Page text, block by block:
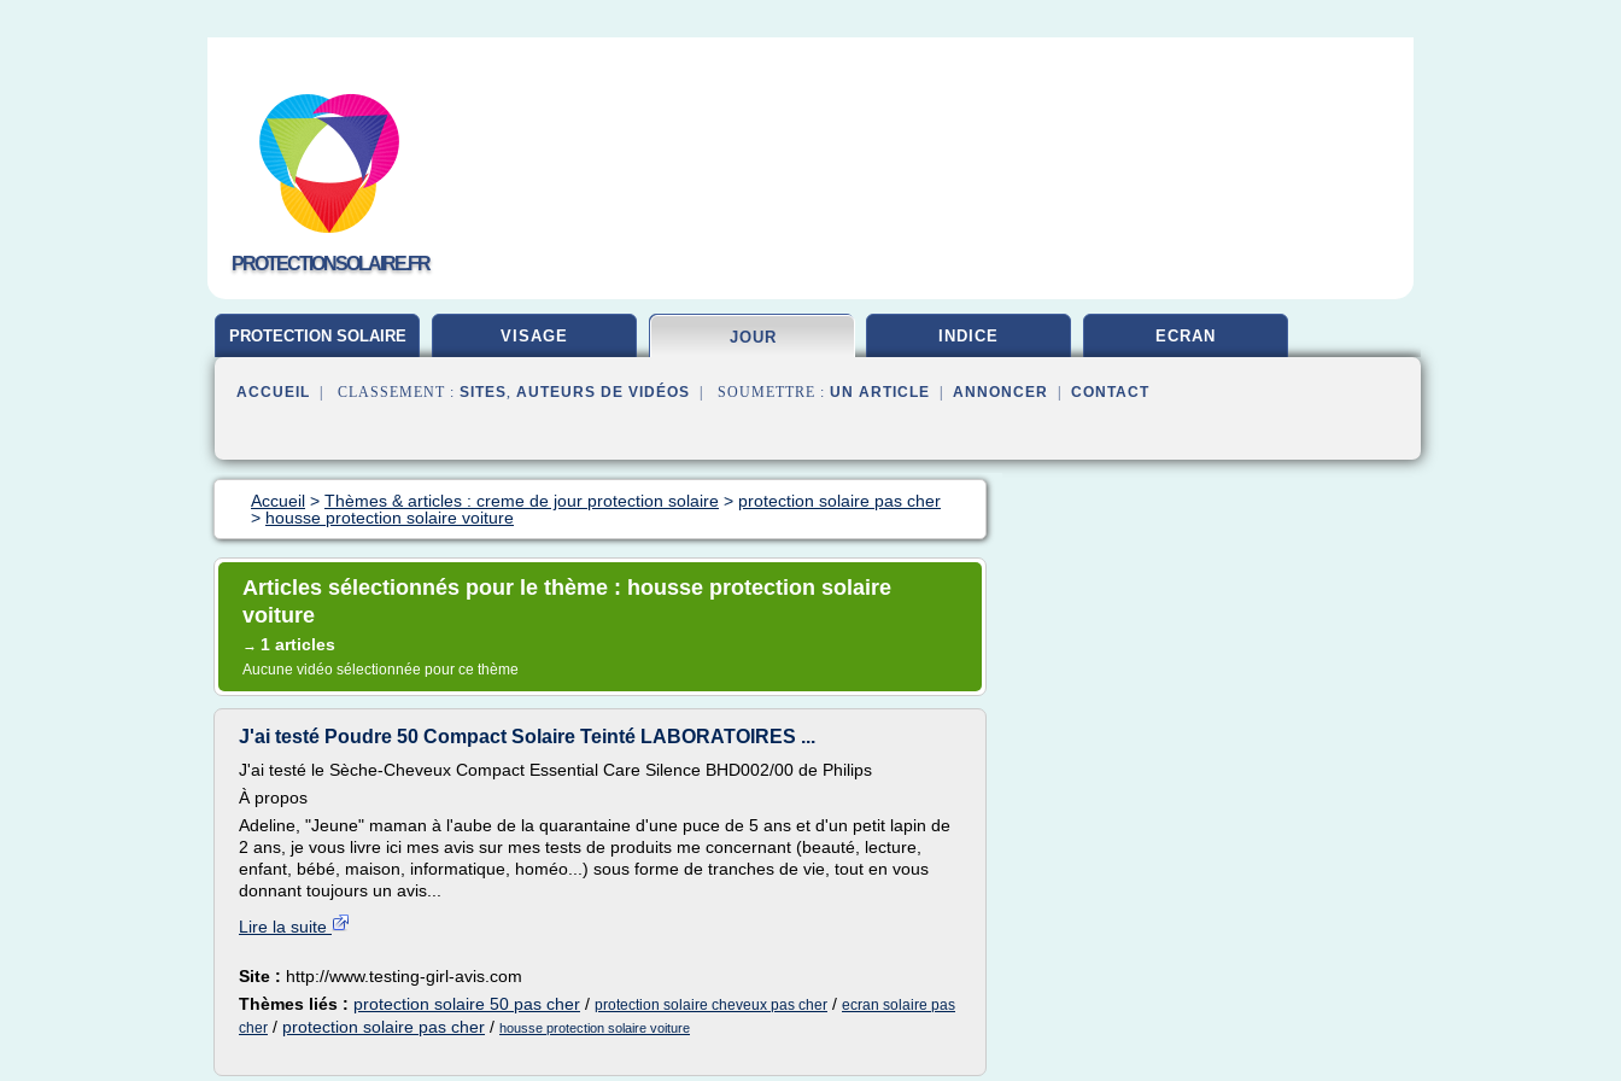
PROTECTIONSOLAIRE.FR
PROTECTION SOLAIRE VISAGE JOUR INDICE ECRAN
ACCUEIL | CLASSEMENT : SITES, AUTEURS DE VIDÉOS | SOUMETTRE : UN ARTICLE ANNONCER CONTACT
Accueil > Thèmes & articles : creme de jour protection solaire > protection solaire pas cher
> housse protection solaire voiture
Articles sélectionnés pour le thème : housse protection solaire
voiture
→ 1 articles
Aucune vidéo sélectionnée pour ce thème
J'ai testé Poudre 50 Compact Solaire Teinté LABORATOIRES ...
J'ai testé le Sèche-Cheveux Compact Essential Care Silence BHD002/00 de Philips
À propos
Adeline, "Jeune" maman à l'aube de la quarantaine d'une puce de 5 ans et d'un petit lapin de
2 ans, je vous livre ici mes avis sur mes tests de produits me concernant (beauté, lecture,
enfant, bébé, maison, informatique, homéo...) sous forme de tranches de vie, tout en vous
donnant toujours un avis...
Lire la suite
Site : http://www.testing-girl-avis.com
Thèmes liés : protection solaire 50 pas cher / protection solaire cheveux pas cher / ecran solaire pas
cher / protection solaire pas cher / housse protection solaire voiture